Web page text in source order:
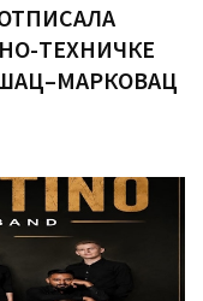
ТЕХНИЧКЕ